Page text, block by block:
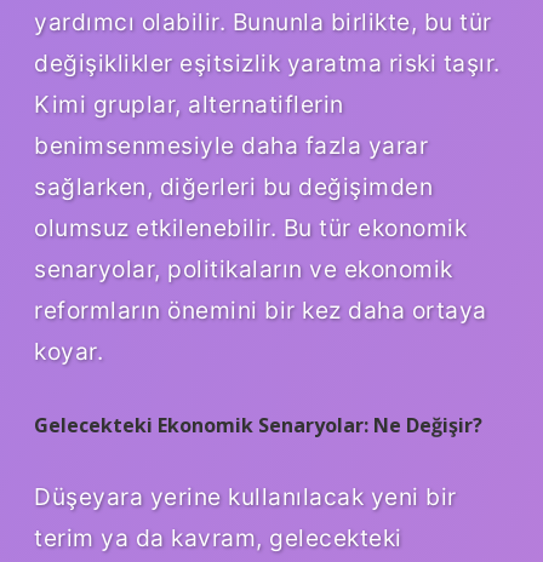
yardımcı olabilir. Bununla birlikte, bu tür
değişiklikler eşitsizlik yaratma riski taşır.
Kimi gruplar, alternatiflerin
benimsenmesiyle daha fazla yarar
sağlarken, diğerleri bu değişimden
olumsuz etkilenebilir. Bu tür ekonomik
senaryolar, politikaların ve ekonomik
reformların önemini bir kez daha ortaya
koyar.
Gelecekteki Ekonomik Senaryolar: Ne Değişir?
Düşeyara yerine kullanılacak yeni bir
terim ya da kavram, gelecekteki